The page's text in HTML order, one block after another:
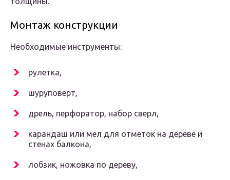
Монтаж конструкции
Необходимые инструменты:
рулетка,
шуруповерт,
дрель, перфоратор, набор сверл,
карандаш или мел для отметок на дереве и
стенах балкона,
лобзик, ножовка по дереву,